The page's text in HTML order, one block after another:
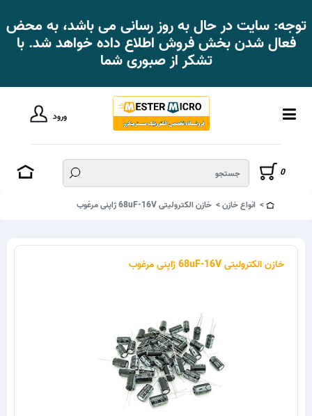
توجه: سایت در حال به روز رسانی می باشد، به محض
فعال شدن بخش فروش اطلاع داده خواهد شد. با
تشکر از صبوری شما
ورود
0
انواع خازن خازن الکترولیتی 68uF-16V ژاپنی مرغوب
خازن الکترولیتی 68uF-16V ژاپنی مرغوب